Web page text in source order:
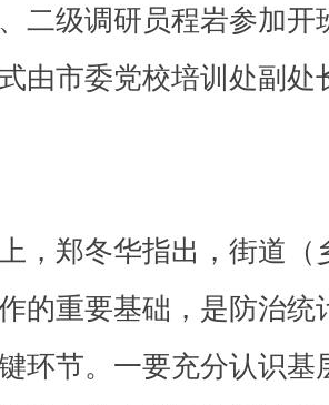
二级调研员程岩参加
由市委党校培训处副
，郑冬华指出，街道
的重要基础，是防治
环节。一要充分认识